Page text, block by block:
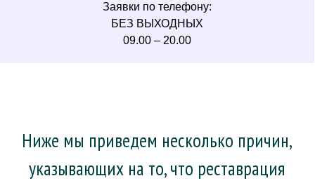
Заявки по телефону:
БЕЗ ВЫХОДНЫХ
09.00 – 20.00
Ниже мы приведем несколько причин,
указывающих на то, что реставрация